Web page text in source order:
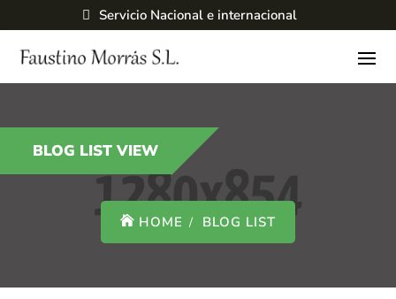
Servicio Nacional e internacional
BLOG LIST VIEW
HOME BLOG LIST